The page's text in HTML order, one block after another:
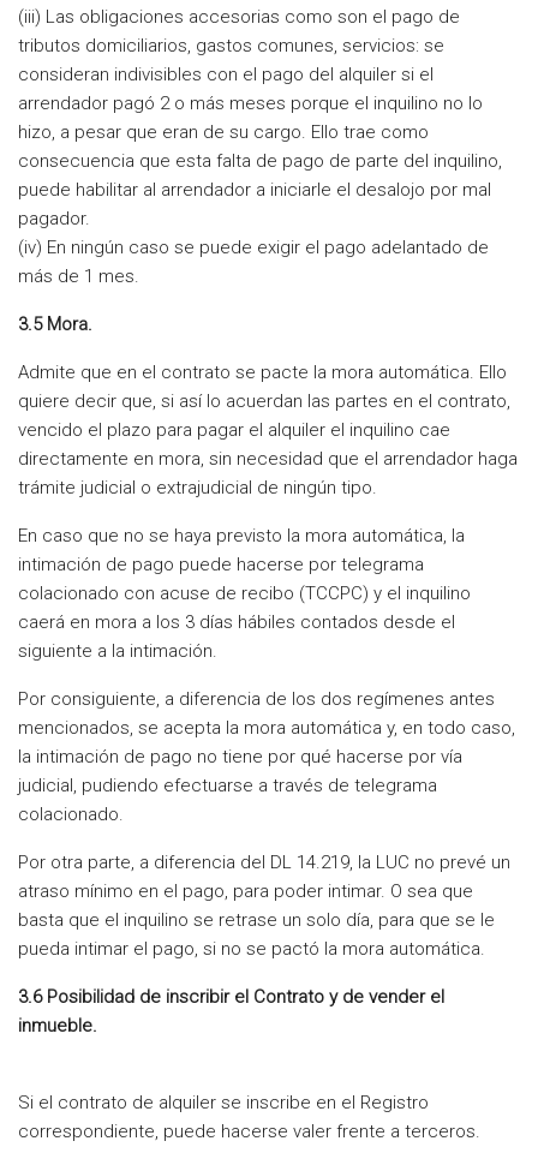
(iii) Las obligaciones accesorias como son el pago de
tributos domiciliarios, gastos comunes, servicios: se
consideran indivisibles con el pago del alquiler si el
arrendador pagó 2 o más meses porque el inquilino no lo
hizo, a pesar que eran de su cargo. Ello trae como
consecuencia que esta falta de pago de parte del inquilino,
puede habilitar al arrendador a iniciarle el desalojo por mal
pagador.
(iv) En ningún caso se puede exigir el pago adelantado de
más de 1 mes.
3.5 Mora.
Admite que en el contrato se pacte la mora automática. Ello
quiere decir que, si así lo acuerdan las partes en el contrato,
vencido el plazo para pagar el alquiler el inquilino cae
directamente en mora, sin necesidad que el arrendador haga
trámite judicial o extrajudicial de ningún tipo.
En caso que no se haya previsto la mora automática, la
intimación de pago puede hacerse por telegrama
colacionado con acuse de recibo (TCCPC) y el inquilino
caerá en mora a los 3 días hábiles contados desde el
siguiente a la intimación.
Por consiguiente, a diferencia de los dos regímenes antes
mencionados, se acepta la mora automática y, en todo caso,
la intimación de pago no tiene por qué hacerse por vía
judicial, pudiendo efectuarse a través de telegrama
colacionado.
Por otra parte, a diferencia del DL 14.219, la LUC no prevé un
atraso mínimo en el pago, para poder intimar. O sea que
basta que el inquilino se retrase un solo día, para que se le
pueda intimar el pago, si no se pactó la mora automática.
3.6 Posibilidad de inscribir el Contrato y de vender el
inmueble.
Si el contrato de alquiler se inscribe en el Registro
correspondiente, puede hacerse valer frente a terceros.